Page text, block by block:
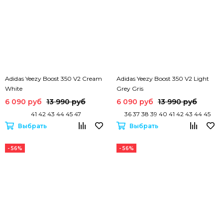
Adidas Yeezy Boost 350 V2 Cream
White
6 090 руб 13 990 руб
41 42 43 44 45 47
Выбрать
Adidas Yeezy Boost 350 V2 Light
Grey Gris
6 090 руб 13 990 руб
36 37 38 39 40 41 42 43 44 45
Выбрать
- 56% - 56%